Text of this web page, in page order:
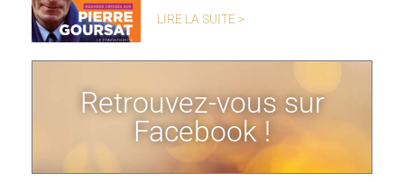
LIRE LA SUITE >
Retrouvez-vous sur
Facebook !